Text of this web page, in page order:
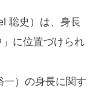
聡史）は、身長
に位置づけられ
）の身長に関す